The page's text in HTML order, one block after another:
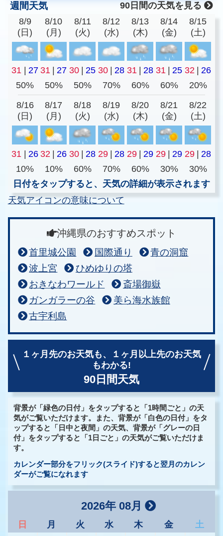
週間天気
90日間の天気を見る
8/9
(日)
8/10
(月)
8/11
(火)
8/12
(水)
8/13
(木)
8/14
(金)
8/15
(土)
31 | 27 31 | 27 30 | 25 30 | 28 31 | 28 31 | 25 32 | 26
50%
50% 50% 70% 60% 60% 20%
8/16
(日)
8/17
(月)
8/18
(火)
8/19
(水)
8/20
(木)
8/21
(金)
8/22
(土)
31 | 26 32 | 26 30 | 28 29 | 28 29 | 29 29 | 29 29 | 28
10%
10% 60% 70% 60% 30%
30%
日付をタップすると、天気の詳細が表示されます
天気アイコンの意味について
沖縄県のおすすめスポット
首里城公園 国際通り
青の洞窟
波上宮
ひめゆりの塔
おきなわワールド
斎場御嶽
ガンガラーの谷
美ら海水族館
古宇利島
１ヶ月先のお天気も、
１ヶ月以上先のお天気
もわかる!
90日間天気
背景が「緑色の日付」をタップすると「1時間ごと」の天
気がご覧いただけます。また、背景が「白色の日付」をタ
ップすると「日中と夜間」の天気、背景が「グレーの日
付」をタップすると「1日ごと」の天気がご覧いただけま
す。
カレンダー部分をフリック(スライド)すると翌月のカレン
ダーがご覧になれます
2026年 08月
日 月 火 水 木 金 土